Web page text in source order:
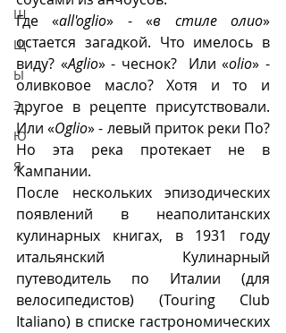
Ш
Щ
Ы
Э
Ю
Я
Где «all'oglio» - «в стиле олио»
остается загадкой. Что имелось в
виду? «Aglio» - чеснок?  Или «olio» -
оливковое масло? Хотя и то и
другое в рецепте присутствовали.
Или «Oglio» - левый приток реки По?
Но эта река протекает не в
Кампании.
После нескольких эпизодических
появлений в неаполитанских
кулинарных книгах, в 1931 году
итальянский Кулинарный
путеводитель по Италии (для
велосипедистов) (Touring Club
Italiano) в списке гастрономических